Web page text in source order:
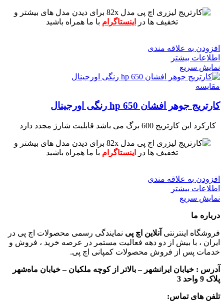
برای دیدن مدل های بیشتر و
تخفیف ها در
اینستاگرام با ما همراه باشید
افزودن به علاقه مندی
اطلاعات بیشتر
نمایش سریع
مقايسه
کارتریج جوهر افشان hp 650 رنگی اورجینال
کارکرد این کارتریج 600 برگ می باشد قابلیت شارژ مجدد دارد
برای دیدن مدل های بیشتر و
تخفیف ها در
اینستاگرام با ما همراه باشید
افزودن به علاقه مندی
اطلاعات بیشتر
نمایش سریع
درباره ما
فروشگاه اینترنتی آنلاین اچ پی نمایندگی رسمی محصولات اچ پی در
ایران ، با بیش از دو دهه فعالیت مستمر در عرصه خرید ، فروش و
خدمات پس از فروش محصولات کمپانی اچ پی.
آدرس : خیابان ایرانشهر – بالاتر از کوچه ملکیان – خیابان ماه‌شهر
پلاک 9 واحد 3
تلفن های تماس: